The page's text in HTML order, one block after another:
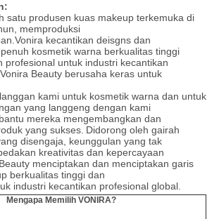
satu produsen kuas makeup terkemuka di
memproduksi
kecantikan deisgns dan
kosmetik warna berkualitas tinggi
profesional untuk industri kecantikan
Vonira Beauty berusaha keras untuk
kami untuk kosmetik warna dan untuk
yang langgeng dengan kami
mereka mengembangkan dan
yang sukses. Didorong oleh gairah
disengaja, keunggulan yang tak
kreativitas dan kepercayaan
menciptakan dan menciptakan garis
berkualitas tinggi dan
industri kecantikan profesional global.
Mengapa Memilih VONIRA?